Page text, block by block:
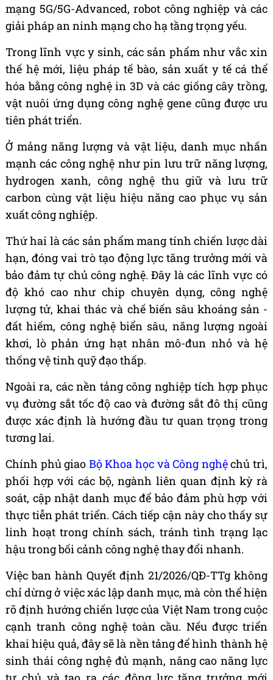
mạng 5G/5G-Advanced, robot công nghiệp và các
giải pháp an ninh mạng cho hạ tầng trọng yếu.
Trong lĩnh vực y sinh, các sản phẩm như vắc xin
thế hệ mới, liệu pháp tế bào, sản xuất y tế cá thể
hóa bằng công nghệ in 3D và các giống cây trồng,
vật nuôi ứng dụng công nghệ gene cũng được ưu
tiên phát triển.
Ở mảng năng lượng và vật liệu, danh mục nhấn
mạnh các công nghệ như pin lưu trữ năng lượng,
hydrogen xanh, công nghệ thu giữ và lưu trữ
carbon cùng vật liệu hiệu năng cao phục vụ sản
xuất công nghiệp.
Thứ hai là các sản phẩm mang tính chiến lược dài
hạn, đóng vai trò tạo động lực tăng trưởng mới và
bảo đảm tự chủ công nghệ. Đây là các lĩnh vực có
độ khó cao như chip chuyên dụng, công nghệ
lượng tử, khai thác và chế biến sâu khoáng sản -
đất hiếm, công nghệ biển sâu, năng lượng ngoài
khơi, lò phản ứng hạt nhân mô-đun nhỏ và hệ
thống vệ tinh quỹ đạo thấp.
Ngoài ra, các nền tảng công nghiệp tích hợp phục
vụ đường sắt tốc độ cao và đường sắt đô thị cũng
được xác định là hướng đầu tư quan trọng trong
tương lai.
Chính phủ giao Bộ Khoa học và Công nghệchủ trì,
phối hợp với các bộ, ngành liên quan định kỳ rà
soát, cập nhật danh mục để bảo đảm phù hợp với
thực tiễn phát triển. Cách tiếp cận này cho thấy sự
linh hoạt trong chính sách, tránh tình trạng lạc
hậu trong bối cảnh công nghệ thay đổi nhanh.
Việc ban hành Quyết định 21/2026/QĐ-TTg không
chỉ dừng ở việc xác lập danh mục, mà còn thể hiện
rõ định hướng chiến lược của Việt Nam trong cuộc
cạnh tranh công nghệ toàn cầu. Nếu được triển
khai hiệu quả, đây sẽ là nền tảng để hình thành hệ
sinh thái công nghệ đủ mạnh, nâng cao năng lực